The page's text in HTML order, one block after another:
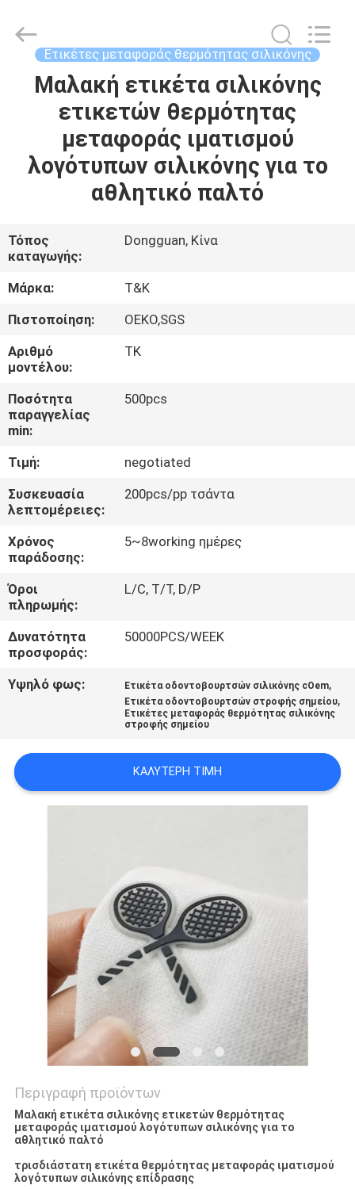
ΣΠΊΤΙ
ΠΡΟΪΌΝΤΑ
ΠΕΡΊΠΟΥ
ΓΎΡΟΣ
ΕΡΓΟΣΤΑΣΊΩΝ
ΠΟΙΟΤΙΚΌΣ
ΈΛΕΓΧΟΣ
ΜΑΣ
ΣΕ
ΕΠΑΦΉ
ΈΝΑ
ΑΠΌΣΠΑΣΜΑ
SITEMAP
POLICY
Accessories
Co.,Ltd.
Ετικέτες μεταφοράς θερμότητας σιλικόνης
Μαλακή ετικέτα σιλικόνης
ετικετών θερμότητας
μεταφοράς ιματισμού
λογότυπων σιλικόνης για το
αθλητικό παλτό
Τόπος
καταγωγής:
Dongguan, Κίνα
Μάρκα:
T&K
Πιστοποίηση:
OEKO,SGS
Αριθμό
μοντέλου:
TK
Ποσότητα
παραγγελίας
min:
500pcs
Τιμή:
negotiated
Συσκευασία
λεπτομέρειες:
200pcs/pp τσάντα
Χρόνος
παράδοσης:
5~8working ημέρες
Όροι
πληρωμής:
L/C, T/T, D/P
Δυνατότητα
προσφοράς:
50000PCS/WEEK
Υψηλό φως: Ετικέτα οδοντοβουρτσών σιλικόνης cOem,
Ετικέτα οδοντοβουρτσών στροφής σημείου,
Ετικέτες μεταφοράς θερμότητας σιλικόνης
στροφής σημείου
ΚΑΛΎΤΕΡΗ ΤΙΜΉ
Περιγραφή προϊόντων
Μαλακή ετικέτα σιλικόνης ετικετών θερμότητας
μεταφοράς ιματισμού λογότυπων σιλικόνης για το
αθλητικό παλτό
τρισδιάστατη ετικέτα θερμότητας μεταφοράς ιματισμού
λογότυπων σιλικόνης επίδρασης